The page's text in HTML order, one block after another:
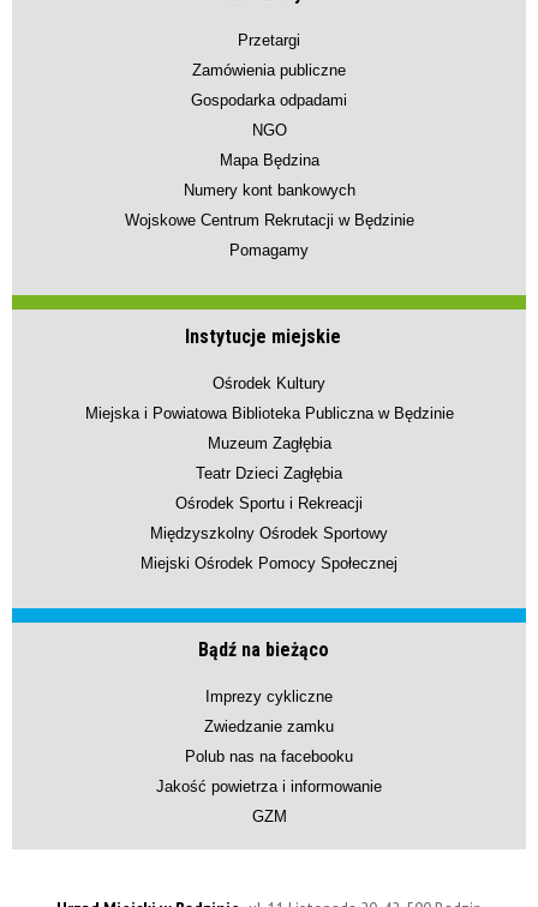
Przetargi
Zamówienia publiczne
Gospodarka odpadami
NGO
Mapa Będzina
Numery kont bankowych
Wojskowe Centrum Rekrutacji w Będzinie
Pomagamy
Instytucje miejskie
Ośrodek Kultury
Miejska i Powiatowa Biblioteka Publiczna w Będzinie
Muzeum Zagłębia
Teatr Dzieci Zagłębia
Ośrodek Sportu i Rekreacji
Międzyszkolny Ośrodek Sportowy
Miejski Ośrodek Pomocy Społecznej
Bądź na bieżąco
Imprezy cykliczne
Zwiedzanie zamku
Polub nas na facebooku
Jakość powietrza i informowanie
GZM